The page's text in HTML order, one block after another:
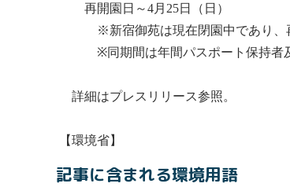
再開園日～4月25日（日）
※新宿御苑は現在閉園中であり
※同期間は年間パスポート保持者及
詳細はプレスリリース参照。
【環境省】
記事に含まれる環境用語